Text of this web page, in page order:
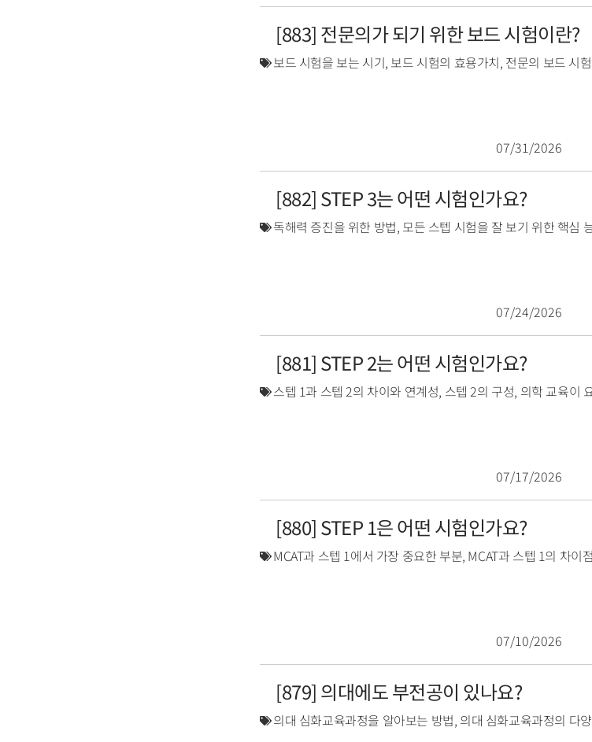
[883] 전문의가 되기 위한 보드 시험이란?
보드 시험을 보는 시기, 보드 시험의 효용가치, 전문의 보드 시
07/31/2026
[882] STEP 3는 어떤 시험인가요?
독해력 증진을 위한 방법, 모든 스텝 시험을 잘 보기 위한 핵심
07/24/2026
[881] STEP 2는 어떤 시험인가요?
스텝 1과 스텝 2의 차이와 연계성, 스텝 2의 구성, 의학 교육이
07/17/2026
[880] STEP 1은 어떤 시험인가요?
MCAT과 스텝 1에서 가장 중요한 부분, MCAT과 스텝 1의 차이점
07/10/2026
[879] 의대에도 부전공이 있나요?
의대 심화교육과정을 알아보는 방법, 의대 심화교육과정의 다